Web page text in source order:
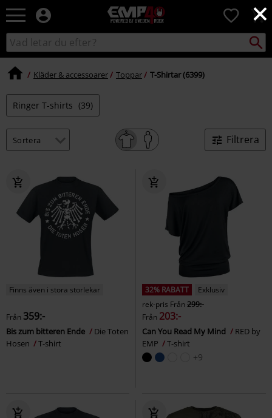
×
EMP
-
Musik,
TV
&
0
Sök
i
Sök
Kläder & accessoarer Toppar T-Shirtar (6399)
Ringer T-shirts (39)
Filtrera
Finns även i stora storlekar
Från 359:-
Bis zum bitteren Ende
Die Toten
Hosen
T-shirt
32% RABATT
Exklusiv
rek-pris Från299:-
Från 203:-
Can You Read My Mind
RED by
EMP
T-shirt
+9